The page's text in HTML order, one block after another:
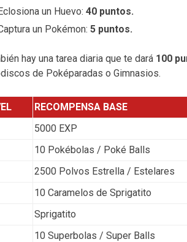
un Huevo: 40 puntos.
un Pokémon: 5 puntos.
hay una tarea diaria que te dará 100
de Poképaradas o Gimnasios.
RECOMPENSA BASE
5000 EXP
10 Pokébolas / Poké Balls
2500 Polvos Estrella / Estelares
10 Caramelos de Sprigatito
Sprigatito
10 Superbolas / Super Balls